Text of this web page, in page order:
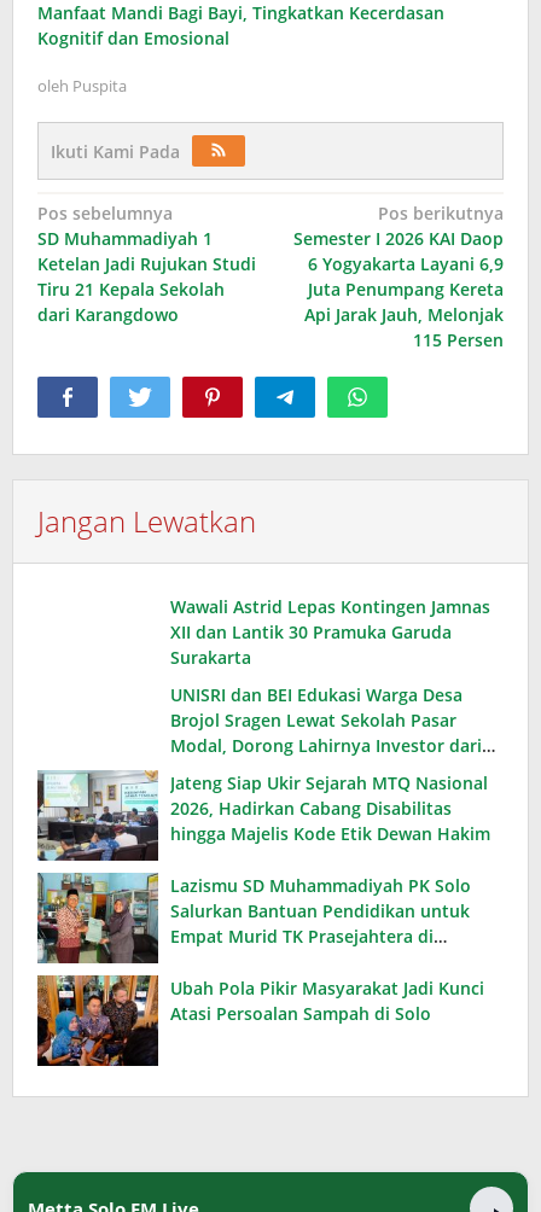
Manfaat Mandi Bagi Bayi, Tingkatkan Kecerdasan
Kognitif dan Emosional
oleh Puspita
Ikuti Kami Pada
Navigasi
pos
Pos sebelumnya
SD Muhammadiyah 1
Ketelan Jadi Rujukan Studi
Tiru 21 Kepala Sekolah
dari Karangdowo
Pos berikutnya
Semester I 2026 KAI Daop
6 Yogyakarta Layani 6,9
Juta Penumpang Kereta
Api Jarak Jauh, Melonjak
115 Persen
Jangan Lewatkan
Wawali Astrid Lepas Kontingen Jamnas
XII dan Lantik 30 Pramuka Garuda
Surakarta
UNISRI dan BEI Edukasi Warga Desa
Brojol Sragen Lewat Sekolah Pasar
Modal, Dorong Lahirnya Investor dari
Jateng Siap Ukir Sejarah MTQ Nasional
2026, Hadirkan Cabang Disabilitas
hingga Majelis Kode Etik Dewan Hakim
Lazismu SD Muhammadiyah PK Solo
Salurkan Bantuan Pendidikan untuk
Empat Murid TK Prasejahtera di
Ubah Pola Pikir Masyarakat Jadi Kunci
Atasi Persoalan Sampah di Solo